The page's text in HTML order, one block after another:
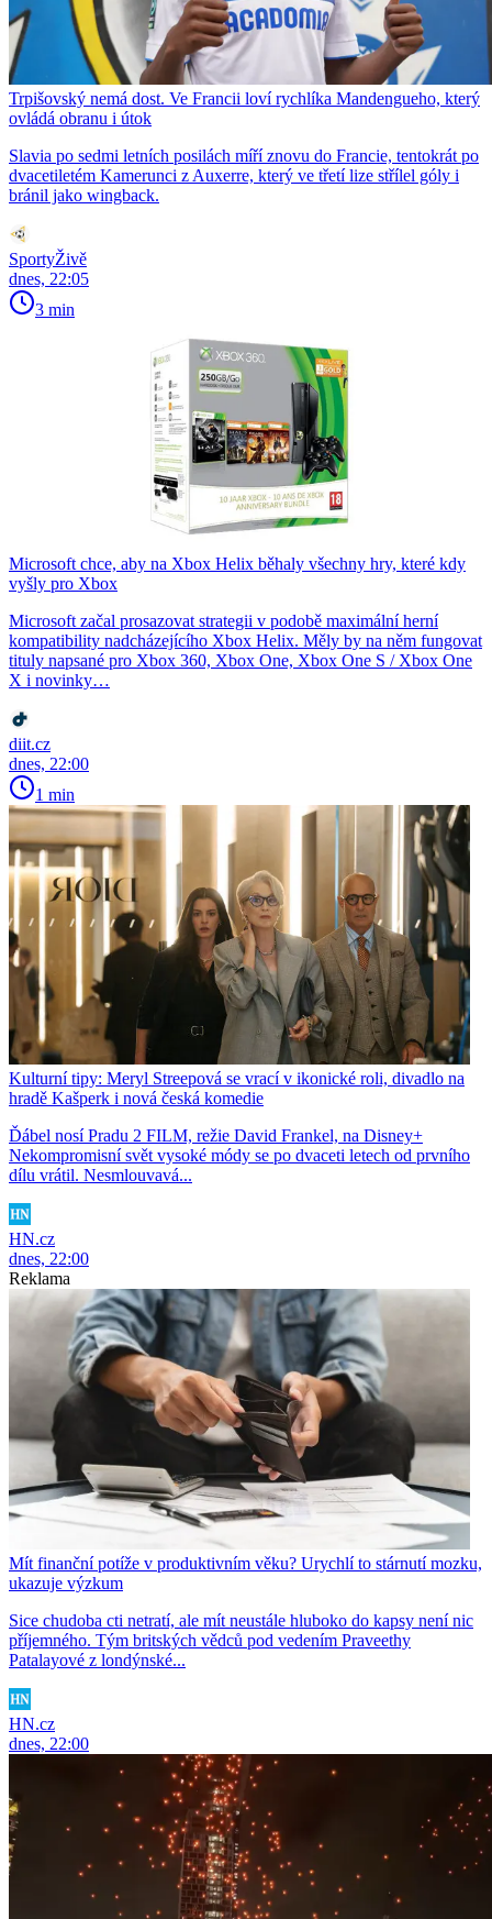
Trpišovský nemá dost. Ve Francii loví rychlíka Mandengueho, který
ovládá obranu i útok
Slavia po sedmi letních posilách míří znovu do Francie, tentokrát po
dvacetiletém Kamerunci z Auxerre, který ve třetí lize střílel góly i
bránil jako wingback.
SportyŽivě
dnes, 22:05
3 min
Microsoft chce, aby na Xbox Helix běhaly všechny hry, které kdy
vyšly pro Xbox
Microsoft začal prosazovat strategii v podobě maximální herní
kompatibility nadcházejícího Xbox Helix. Měly by na něm fungovat
tituly napsané pro Xbox 360, Xbox One, Xbox One S / Xbox One
X i novinky…
diit.cz
dnes, 22:00
1 min
Kulturní tipy: Meryl Streepová se vrací v ikonické roli, divadlo na
hradě Kašperk i nová česká komedie
Ďábel nosí Pradu 2 FILM, režie David Frankel, na Disney+
Nekompromisní svět vysoké módy se po dvaceti letech od prvního
dílu vrátil. Nesmlouvavá...
HN.cz
dnes, 22:00
Reklama
Mít finanční potíže v produktivním věku? Urychlí to stárnutí mozku,
ukazuje výzkum
Sice chudoba cti netratí, ale mít neustále hluboko do kapsy není nic
příjemného. Tým britských vědců pod vedením Praveethy
Patalayové z londýnské...
HN.cz
dnes, 22:00